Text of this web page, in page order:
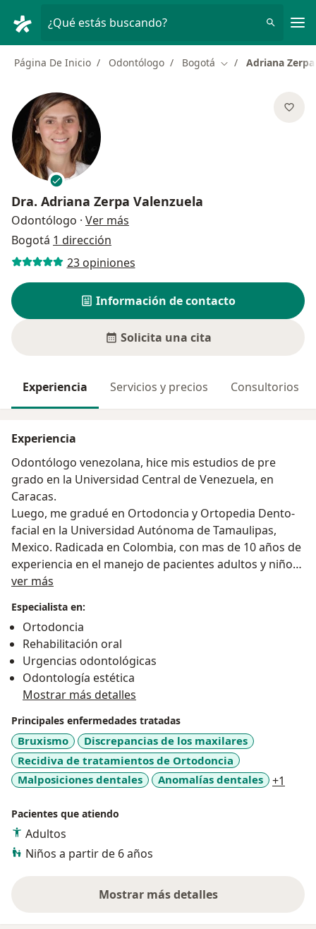
¿Qué estás buscando?
Página De Inicio Odontólogo Bogotá Cambiar de ciudad
Adriana
Dra. Adriana Zerpa Valenzuela
Odontólogo · Ver más
Bogotá 1 dirección
23 opiniones
Información de contacto
Solicita una cita
Experiencia Servicios y precios Consultorios
Experiencia
Odontólogo venezolana, hice mis estudios de pre
grado en la Universidad Central de Venezuela, en
Caracas.
Luego, me gradué en Ortodoncia y Ortopedia Dento-
facial en la Universidad Autónoma de Tamaulipas,
Mexico. Radicada en Colombia, con mas de 10 años de
experiencia en el manejo de pacientes adultos y niños
con maloclusiones dentales y esqueléticas, habito de
Mi mayor interés es poder ofrecerle a mis pacientes
las mejor opciones, basada en un correcto
diagnóstico, e individualizando cada caso. Para esto,
con el tiempo he venido certificándome en las técnicas
más actuales, para obtener resultados increíbles y
rápidos.
Tienes varias opciones de tratamiento, las que mas
utilizo por su rapidez y efectividad son brackets de
autoligado metálicos o estéticos, y alineadores
especialistas que me ayuda a hacer esto posible.
Te espero siempre!
ver más
Especialista en:
Ortodoncia
Rehabilitación oral
Urgencias odontológicas
Odontología estética
Mostrar más detalles
Principales enfermedades tratadas
Bruxismo
Discrepancias de los maxilares
Recidiva de tratamientos de Ortodoncia
Malposiciones dentales
Anomalías dentales +1
Pacientes que atiendo
Adultos
Niños a partir de 6 años
Mostrar más detalles
sobre la experiencia